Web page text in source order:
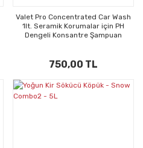
Valet Pro Concentrated Car Wash
1lt. Seramik Korumalar için PH
Dengeli Konsantre Şampuan
750,00 TL